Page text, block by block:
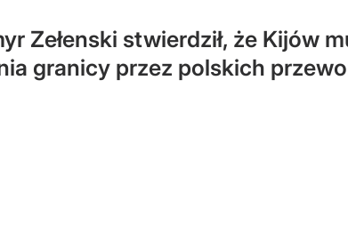
Zełenski stwierdził, że ​​Kijów
granicy przez polskich